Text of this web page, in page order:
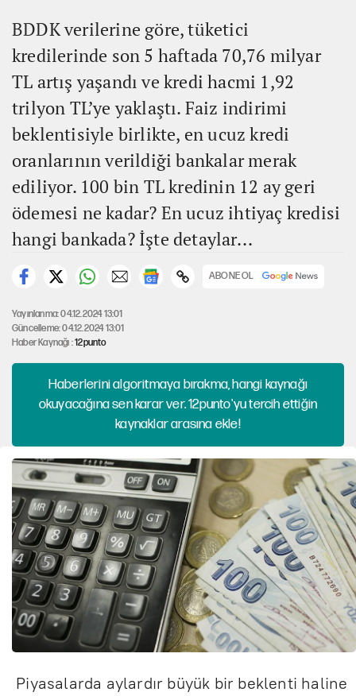
BDDK verilerine göre, tüketici
kredilerinde son 5 haftada 70,76 milyar
TL artış yaşandı ve kredi hacmi 1,92
trilyon TL’ye yaklaştı. Faiz indirimi
beklentisiyle birlikte, en ucuz kredi
oranlarının verildiği bankalar merak
ediliyor. 100 bin TL kredinin 12 ay geri
ödemesi ne kadar? En ucuz ihtiyaç kredisi
hangi bankada? İşte detaylar...
ABONE OL
Yayınlanma: 04.12.2024 13:01
Güncelleme: 04.12.2024 13:01
Haber Kaynağı :12punto
Haberlerini algoritmaya bırakma, hangi kaynağı
okuyacağına sen karar ver. 12punto'yu tercih ettiğin
kaynaklar arasına ekle!
Piyasalarda aylardır büyük bir beklenti haline